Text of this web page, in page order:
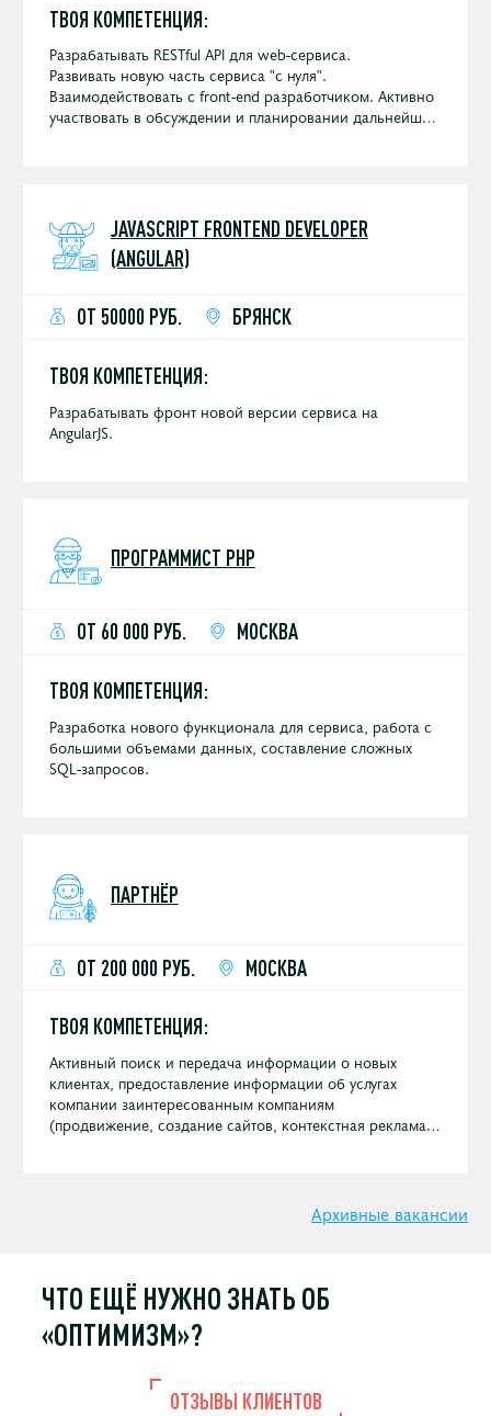
ТВОЯ КОМПЕТЕНЦИЯ:
Разрабатывать RESTful API для web-сервиса.
Развивать новую часть сервиса "с нуля".
Взаимодействовать с front-end разработчиком. Активно
участвовать в обсуждении и планировании дальнейшей
JAVASCRIPT FRONTEND DEVELOPER
(ANGULAR)
ОТ 50000 РУБ. БРЯНСК
ТВОЯ КОМПЕТЕНЦИЯ:
Разрабатывать фронт новой версии сервиса на
AngularJS.
ПРОГРАММИСТ PHP
ОТ 60 000 РУБ. МОСКВА
ТВОЯ КОМПЕТЕНЦИЯ:
Разработка нового функционала для сервиса, работа с
большими объемами данных, составление сложных
SQL-запросов.
ПАРТНЁР
ОТ 200 000 РУБ. МОСКВА
ТВОЯ КОМПЕТЕНЦИЯ:
Активный поиск и передача информации о новых
клиентах, предоставление информации об услугах
компании заинтересованным компаниям
(продвижение, создание сайтов, контекстная реклама и
Архивные вакансии
ЧТО ЕЩЁ НУЖНОЗНАТЬ ОБ
«ОПТИМИЗМ»?
ОТЗЫВЫ КЛИЕНТОВ